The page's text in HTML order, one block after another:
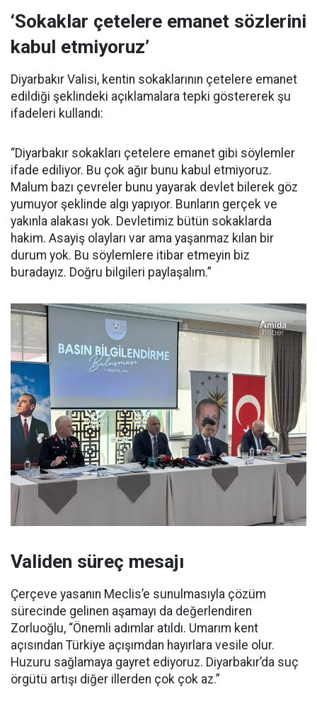
‘Sokaklar çetelere emanet sözlerini
kabul etmiyoruz’
Diyarbakır Valisi, kentin sokaklarının çetelere emanet
edildiği şeklindeki açıklamalara tepki göstererek şu
ifadeleri kullandı:
“Diyarbakır sokakları çetelere emanet gibi söylemler
ifade ediliyor. Bu çok ağır bunu kabul etmiyoruz.
Malum bazı çevreler bunu yayarak devlet bilerek göz
yumuyor şeklinde algı yapıyor. Bunların gerçek ve
yakınla alakası yok. Devletimiz bütün sokaklarda
hakim. Asayiş olayları var ama yaşanmaz kılan bir
durum yok. Bu söylemlere itibar etmeyin biz
buradayız. Doğru bilgileri paylaşalım.”
Validen süreç mesajı
Çerçeve yasanın Meclis’e sunulmasıyla çözüm
sürecinde gelinen aşamayı da değerlendiren
Zorluoğlu, “Önemli adımlar atıldı. Umarım kent
açısından Türkiye açışımdan hayırlara vesile olur.
Huzuru sağlamaya gayret ediyoruz. Diyarbakır’da suç
örgütü artışı diğer illerden çok çok az.”